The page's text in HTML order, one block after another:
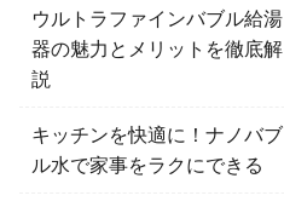
ウルトラファインバブル給湯
器の魅力とメリットを徹底解
説
キッチンを快適に！ナノバブ
ル水で家事をラクにできる